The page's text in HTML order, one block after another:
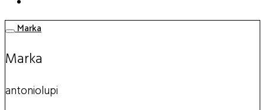
Marka
Marka
antoniolupi